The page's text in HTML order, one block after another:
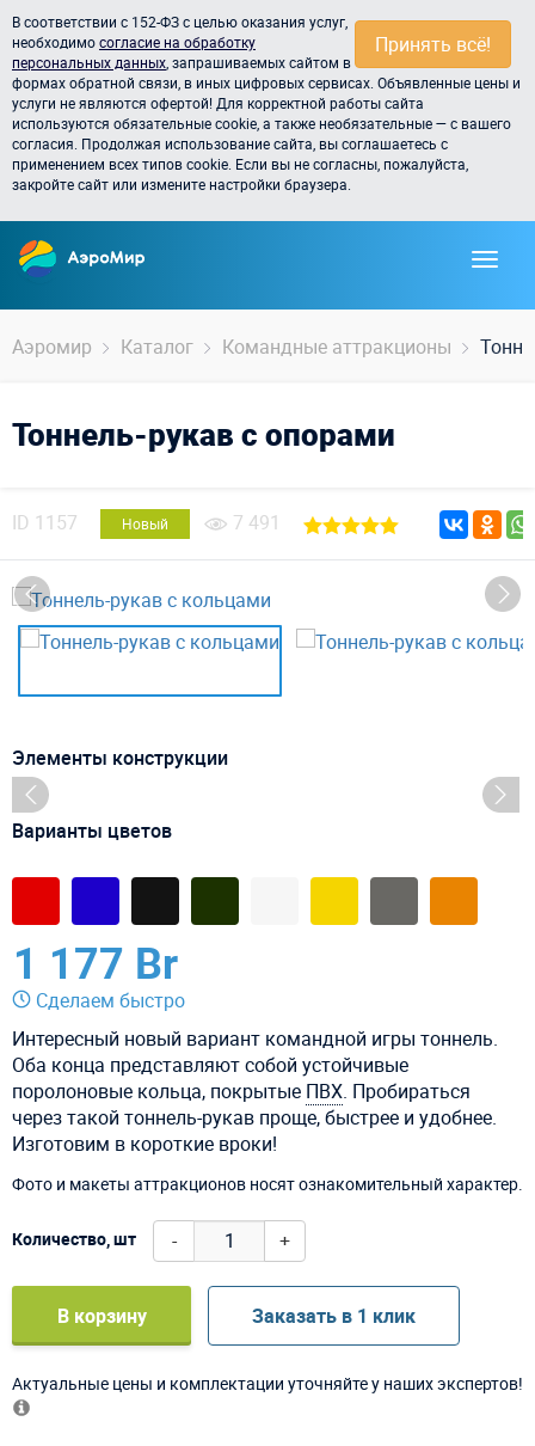
Принять всё!
В соответствии с 152-ФЗ с целью оказания услуг,
необходимосогласие на обработку
персональных данных , запрашиваемых сайтом в
формах обратной связи, в иных цифровых сервисах. Объявленные цены и
услуги не являются офертой! Для корректной работы сайта
используются обязательные cookie, а также необязательные — с вашего
согласия. Продолжая использование сайта, вы соглашаетесь с
применением всех типов cookie. Если вы не согласны, пожалуйста,
закройте сайт или измените настройки браузера.
Аэромир Каталог Командные аттракционы
Тоннель-рукав с опорами
ID 1157 Новый 7 491
Элементы конструкции
Варианты цветов
1 177 Br
Сделаем быстро
Интересный новый вариант командной игры тоннель.
Оба конца представляют собой устойчивые
поролоновые кольца, покрытые ПВХ. Пробираться
через такой тоннель-рукав проще, быстрее и удобнее.
Изготовим в короткие вроки!
Фото и макеты аттракционов носят ознакомительный характер.
Количество, шт - +
В корзину Заказать в 1 клик
Актуальные цены и комплектации уточняйте у наших экспертов!